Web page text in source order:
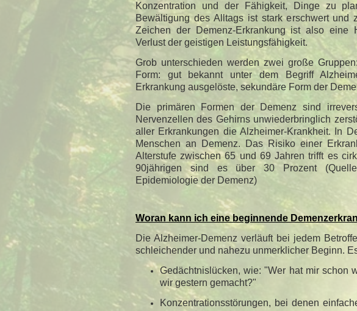
Konzentration und der Fähigkeit, Dinge zu
Bewältigung des Alltags ist stark erschwert und
Zeichen der Demenz-Erkrankung ist also eine
Verlust der geistigen Leistungsfähigkeit.
Grob unterschieden werden zwei große
Form: gut bekannt unter dem Begriff
Erkrankung ausgelöste, sekundäre Form der
Die primären Formen der Demenz sind
Nervenzellen des Gehirns unwiederbringlich
aller Erkrankungen die Alzheimer-Krankheit. In
Menschen an Demenz. Das Risiko einer
Alterstufe zwischen 65 und 69 Jahren trifft es
90jährigen sind es über 30 Prozent
Epidemiologie der Demenz)
Woran kann ich eine beginnende
Die Alzheimer-Demenz verläuft bei jedem
schleichender und nahezu unmerklicher Beginn.
Gedächtnislücken, wie: "Wer hat mir schon
wir gestern gemacht?"
Konzentrationsstörungen, bei denen